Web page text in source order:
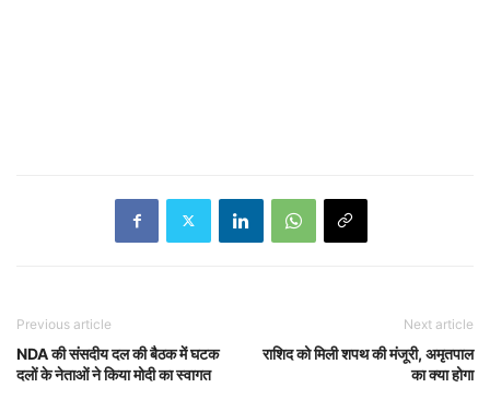
Previous article
NDA की संसदीय दल की बैठक में घटक
दलों के नेताओं ने किया मोदी का स्वागत
Next article
राशिद को मिली शपथ की मंजूरी, अमृतपाल
का क्या होगा